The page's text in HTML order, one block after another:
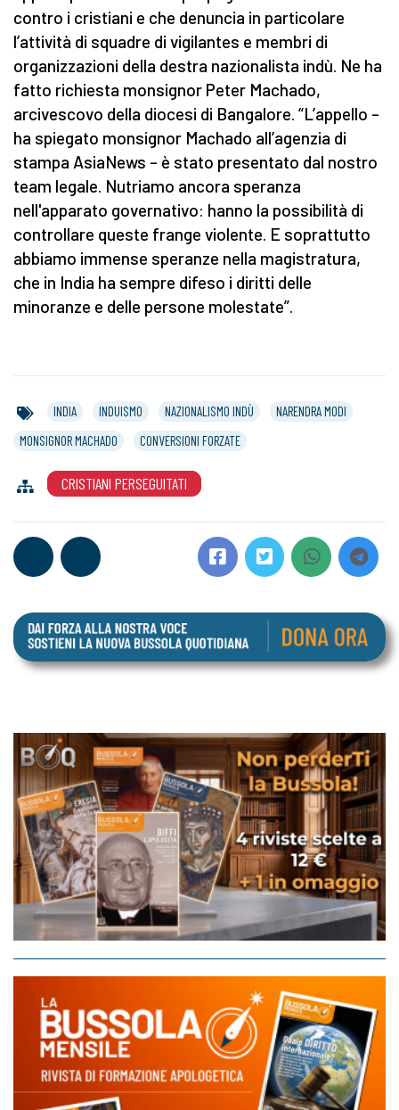
contro i cristiani e che denuncia in particolare
l’attività di squadre di vigilantes e membri di
organizzazioni della destra nazionalista indù. Ne ha
fatto richiesta monsignor Peter Machado,
arcivescovo della diocesi di Bangalore. “L’appello –
ha spiegato monsignor Machado all’agenzia di
stampa AsiaNews – è stato presentato dal nostro
team legale. Nutriamo ancora speranza
nell'apparato governativo: hanno la possibilità di
controllare queste frange violente. E soprattutto
abbiamo immense speranze nella magistratura,
che in India ha sempre difeso i diritti delle
minoranze e delle persone molestate”.
INDIA INDUISMO NAZIONALISMO INDÙ
NARENDRA MODI
MONSIGNOR MACHADO
CONVERSIONI FORZATE
CRISTIANI PERSEGUITATI